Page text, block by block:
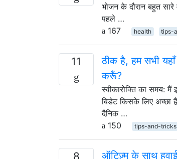
भोजन के दौरान बहुत
पहले …
167
health tips-
11
ठीक है, हम सभी
करूँ?
स्वीकारोक्ति का समय:
बिडेट किसके लिए अच्छा
दैनिक …
150
tips-and-tricks
8 ऑटिज़्म के साथ